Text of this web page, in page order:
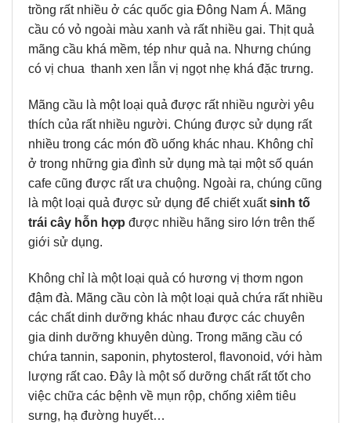
trồng rất nhiều ở các quốc gia Đông Nam Á. Mãng
cầu có vỏ ngoài màu xanh và rất nhiều gai. Thịt quả
mãng cầu khá mềm, tép như quả na. Nhưng chúng
có vị chua thanh xen lẫn vị ngọt nhẹ khá đặc trưng.
Mãng cầu là một loại quả được rất nhiều người yêu
thích của rất nhiều người. Chúng được sử dụng rất
nhiều trong các món đồ uống khác nhau. Không chỉ
ở trong những gia đình sử dụng mà tại một số quán
cafe cũng được rất ưa chuộng. Ngoài ra, chúng cũng
là một loại quả được sử dụng để chiết xuấtsinh tố
trái cây hỗn hợp được nhiều hãng siro lớn trên thế
giới sử dụng.
Không chỉ là một loại quả có hương vị thơm ngon
đậm đà. Mãng cầu còn là một loại quả chứa rất nhiều
các chất dinh dưỡng khác nhau được các chuyên
gia dinh dưỡng khuyên dùng. Trong mãng cầu có
chứa tannin, saponin, phytosterol, flavonoid, với hàm
lượng rất cao. Đây là một số dưỡng chất rất tốt cho
việc chữa các bệnh về mụn rộp, chống xiêm tiêu
sưng, hạ đường huyết…